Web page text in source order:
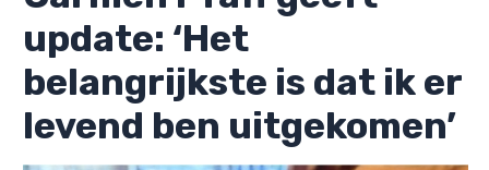
update: ‘Het
belangrijkste is dat ik er
levend ben uitgekomen’